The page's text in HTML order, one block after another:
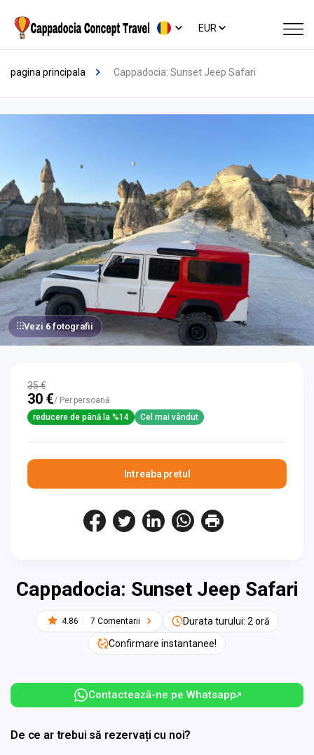
EUR
pagina principala Cappadocia: Sunset Jeep Safari
Vezi 6 fotografii
35 €
30 €/ Per persoană
reducere de până la %14
Cel mai vândut
Intreaba pretul
Cappadocia: Sunset Jeep Safari
4.86 7 Comentarii
Durata turului: 2 oră
Confirmare instantanee!
Contactează-ne pe Whatsapp
De ce ar trebui să rezervați cu noi?